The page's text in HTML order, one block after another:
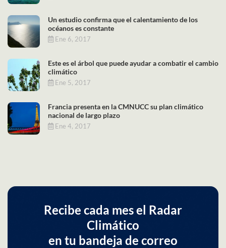
Un estudio confirma que el calentamiento de los
océanos es constante
Ene 6, 2017
Este es el árbol que puede ayudar a combatir el cambio
climático
Ene 5, 2017
Francia presenta en la CMNUCC su plan climático
nacional de largo plazo
Ene 4, 2017
Recibe cada mes el Radar
Climático
en tu bandeja de correo